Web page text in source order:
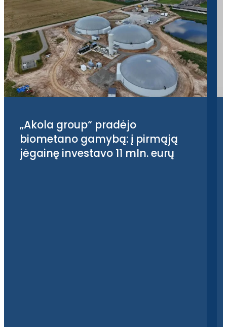
„Akola group“ pradėjo
biometano gamybą: į pirmąją
jėgainę investavo 11 mln. eurų